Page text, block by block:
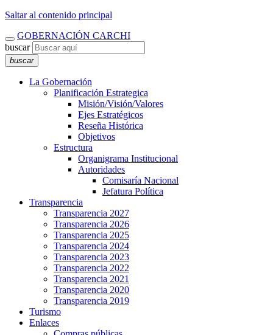
Saltar al contenido principal
GOBERNACIÓN CARCHI
buscar
buscar
La Gobernación
Planificación Estrategica
Misión/Visión/Valores
Ejes Estratégicos
Reseña Histórica
Objetivos
Estructura
Organigrama Institucional
Autoridades
Comisaría Nacional
Jefatura Política
Transparencia
Transparencia 2027
Transparencia 2026
Transparencia 2025
Transparencia 2024
Transparencia 2023
Transparencia 2022
Transparencia 2021
Transparencia 2020
Transparencia 2019
Turismo
Enlaces